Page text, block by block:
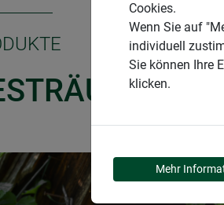
Cookies.
Wenn Sie auf
individuell
Sie können Ihre
klicken.
Mehr